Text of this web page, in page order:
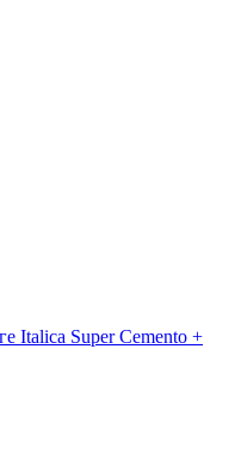
Italica Super Cemento +